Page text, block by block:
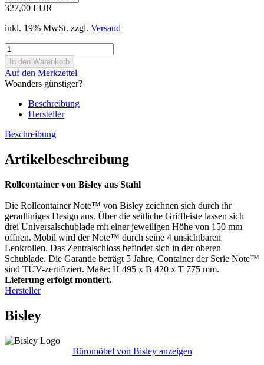
327,00 EUR
inkl. 19% MwSt. zzgl. Versand
Auf den Merkzettel
Woanders günstiger?
Beschreibung
Hersteller
Beschreibung
Artikelbeschreibung
Rollcontainer von Bisley aus Stahl
Die Rollcontainer Note™ von Bisley zeichnen sich durch ihr
geradliniges Design aus. Über die seitliche Griffleiste lassen sich
drei Universalschublade mit einer jeweiligen Höhe von 150 mm
öffnen. Mobil wird der Note™ durch seine 4 unsichtbaren
Lenkrollen. Das Zentralschloss befindet sich in der oberen
Schublade. Die Garantie beträgt 5 Jahre, Container der Serie Note™
sind TÜV-zertifiziert. Maße: H 495 x B 420 x T 775 mm.
Lieferung erfolgt montiert.
Hersteller
Bisley
Büromöbel von Bisley anzeigen